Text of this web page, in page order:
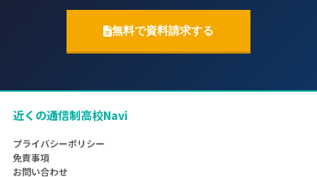
無料で資料請求する
近くの通信制高校Navi
プライバシーポリシー
免責事項
お問い合わせ